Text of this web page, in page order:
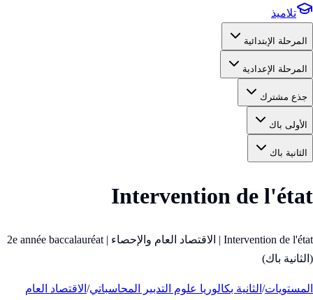
تلاميذ
المرحلة الإبتدائية
المرحلة الإعدادية
جذع مشترك
الأولى باك
الثانية باك
Intervention de l'état
Intervention de l'état | الاقتصاد العام والإحصاء | 2e année baccalauréat
(الثانية باك)
المستويات/ الثانية بكالوريا علوم التدبير المحاسباتي/ الاقتصاد العام